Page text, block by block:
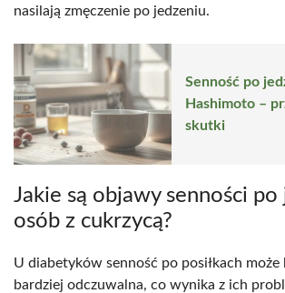
nasilają zmęczenie po jedzeniu.
Senność po
Hashimoto –
skutki
Jakie są objawy senności po
osób z cukrzycą?
U diabetyków senność po posiłkach może
bardziej odczuwalna, co wynika z ich